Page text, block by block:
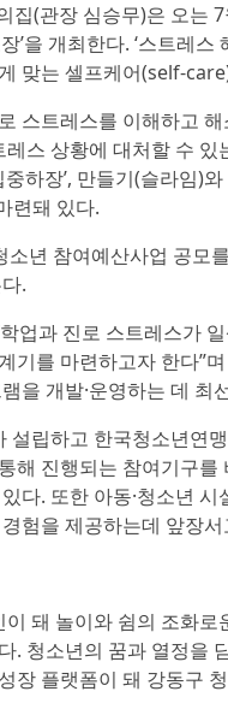
집(관장 심승무)은 오는
’을 개최한다. ‘스트레
맞는 셀프케어(self-
스트레스를 이해하고
스 상황에 대처할 수
하장’, 만들기(슬라임)
련돼 있다.
소년 참여예산사업 공
.
업과 진로 스트레스가
기를 마련하고자 한다”
을 개발·운영하는 데 최
설립하고 한국청소년연
해 진행되는 참여기구
다. 또한 아동·청소년
험을 제공하는데 앞장
돼 놀이와 쉼의 조화
. 청소년의 꿈과 열정을
장 플랫폼이 돼 강동구